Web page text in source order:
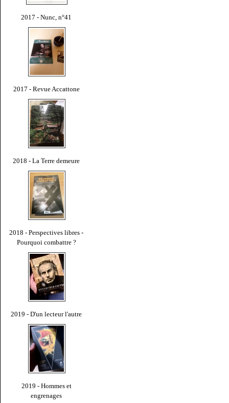
2017 - Nunc, n°41
2017 - Revue Accattone
2018 - La Terre demeure
2018 - Perspectives libres -
Pourquoi combattre ?
2019 - D'un lecteur l'autre
2019 - Hommes et
engrenages